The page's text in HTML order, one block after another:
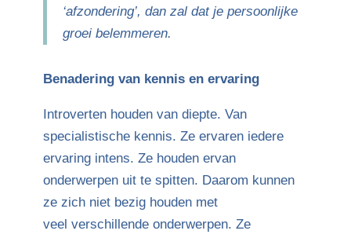
‘afzondering’, dan zal dat je persoonlijke
groei belemmeren.
Benadering van kennis en ervaring
Introverten houden van diepte. Van
specialistische kennis. Ze ervaren iedere
ervaring intens. Ze houden ervan
onderwerpen uit te spitten. Daarom kunnen
ze zich niet bezig houden met
veel verschillende onderwerpen. Ze